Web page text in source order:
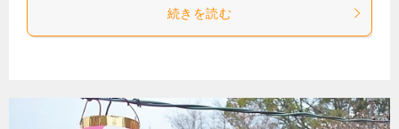
続きを読む